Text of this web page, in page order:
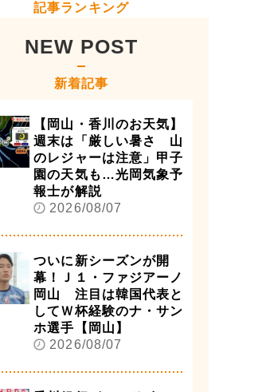
記事ランキング
NEW POST
新着記事
【岡山・香川のお天気】
週末は「厳しい暑さ 山
のレジャーは注意」甲子
園の天気も…光岡気象予
報士が解説
2026/08/07
ついに新シーズンが開
幕！Ｊ１・ファジアーノ
岡山 注目は韓国代表と
してＷ杯経験のナ・サン
ホ選手【岡山】
2026/08/07